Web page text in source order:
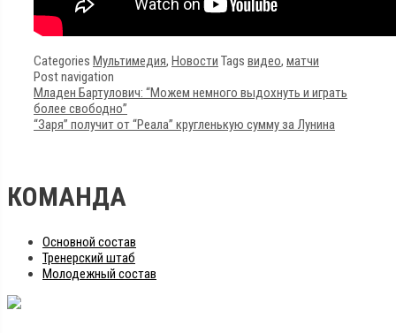
Categories Мультимедия, Новости Tags видео, матчи
Post navigation
Младен Бартулович: “Можем немного выдохнуть и играть
более свободно”
“Заря” получит от “Реала” кругленькую сумму за Лунина
КОМАНДА
Основной состав
Тренерский штаб
Молодежный состав